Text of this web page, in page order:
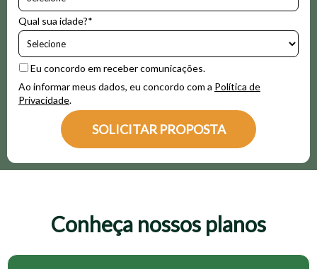
Qual sua idade?*
Eu concordo em receber comunicações.
Ao informar meus dados, eu concordo com a Política de
Privacidade.
SOLICITAR PROPOSTA
Conheça nossos planos